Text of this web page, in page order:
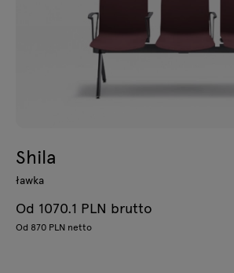
Shila
ławka
Od 1070.1 PLN brutto
Od 870 PLN netto